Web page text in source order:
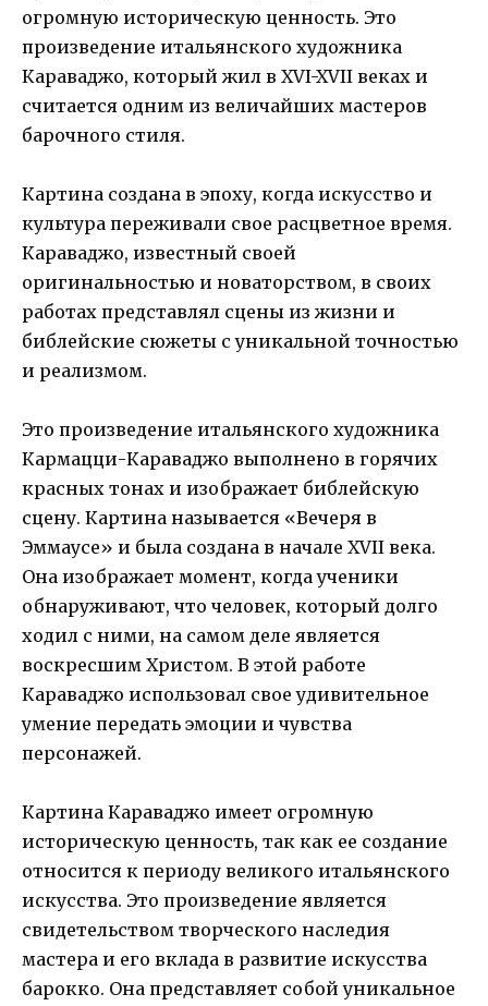
огромную историческую ценность. Это
произведение итальянского художника
Караваджо, который жил в XVI-XVII веках и
считается одним из величайших мастеров
барочного стиля.
Картина создана в эпоху, когда искусство и
культура переживали свое расцветное время.
Караваджо, известный своей
оригинальностью и новаторством, в своих
работах представлял сцены из жизни и
библейские сюжеты с уникальной точностью
и реализмом.
Это произведение итальянского художника
Кармацци-Караваджо выполнено в горячих
красных тонах и изображает библейскую
сцену. Картина называется «Вечеря в
Эммаусе» и была создана в начале XVII века.
Она изображает момент, когда ученики
обнаруживают, что человек, который долго
ходил с ними, на самом деле является
воскресшим Христом. В этой работе
Караваджо использовал свое удивительное
умение передать эмоции и чувства
персонажей.
Картина Караваджо имеет огромную
историческую ценность, так как ее создание
относится к периоду великого итальянского
искусства. Это произведение является
свидетельством творческого наследия
мастера и его вклада в развитие искусства
барокко. Она представляет собой уникальное